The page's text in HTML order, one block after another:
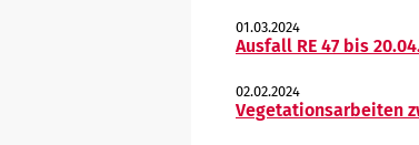
01.03.2024
Ausfall RE 47 bis
02.02.2024
Vegetationsarbeiten